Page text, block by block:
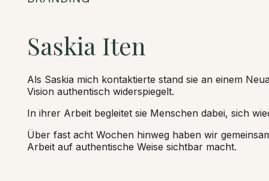
Saskia Iten
Als Saskia mich kontaktierte stand sie an einem
Vision authentisch widerspiegelt.
In ihrer Arbeit begleitet sie Menschen dabei, sich
Über fast acht Wochen hinweg haben wir
Arbeit auf authentische Weise sichtbar macht.